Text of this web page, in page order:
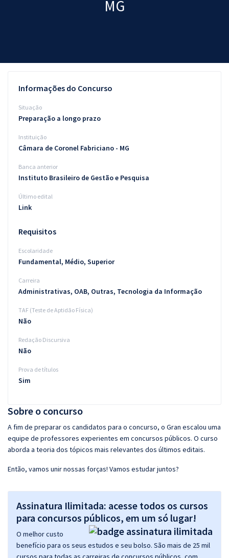
Questões grátis
Blog
Aprovados
Atendimento
MG
Sobre o concurso
A fim de preparar os candidatos para o concurso, o Gran escalou uma
equipe de professores experientes em concursos públicos. O curso
aborda a teoria dos tópicos mais relevantes dos últimos editais.
Então, vamos unir nossas forças! Vamos estudar juntos?
Assinatura Ilimitada: acesse todos os cursos
para concursos públicos, em um só lugar!
O melhor custo
benefício para os seus estudos e seu bolso. São mais de 25 mil
Informações do Concurso
Situação
Preparação a longo prazo
Instituição
Câmara de Coronel Fabriciano - MG
Banca anterior
Instituto Brasileiro de Gestão e Pesquisa
Último edital
Link
Requisitos
Escolaridade
Fundamental, Médio, Superior
Carreira
Administrativas, OAB, Outras, Tecnologia da Informação
TAF (Teste de Aptidão Física)
Não
Redação Discursiva
Não
Prova de títulos
Sim